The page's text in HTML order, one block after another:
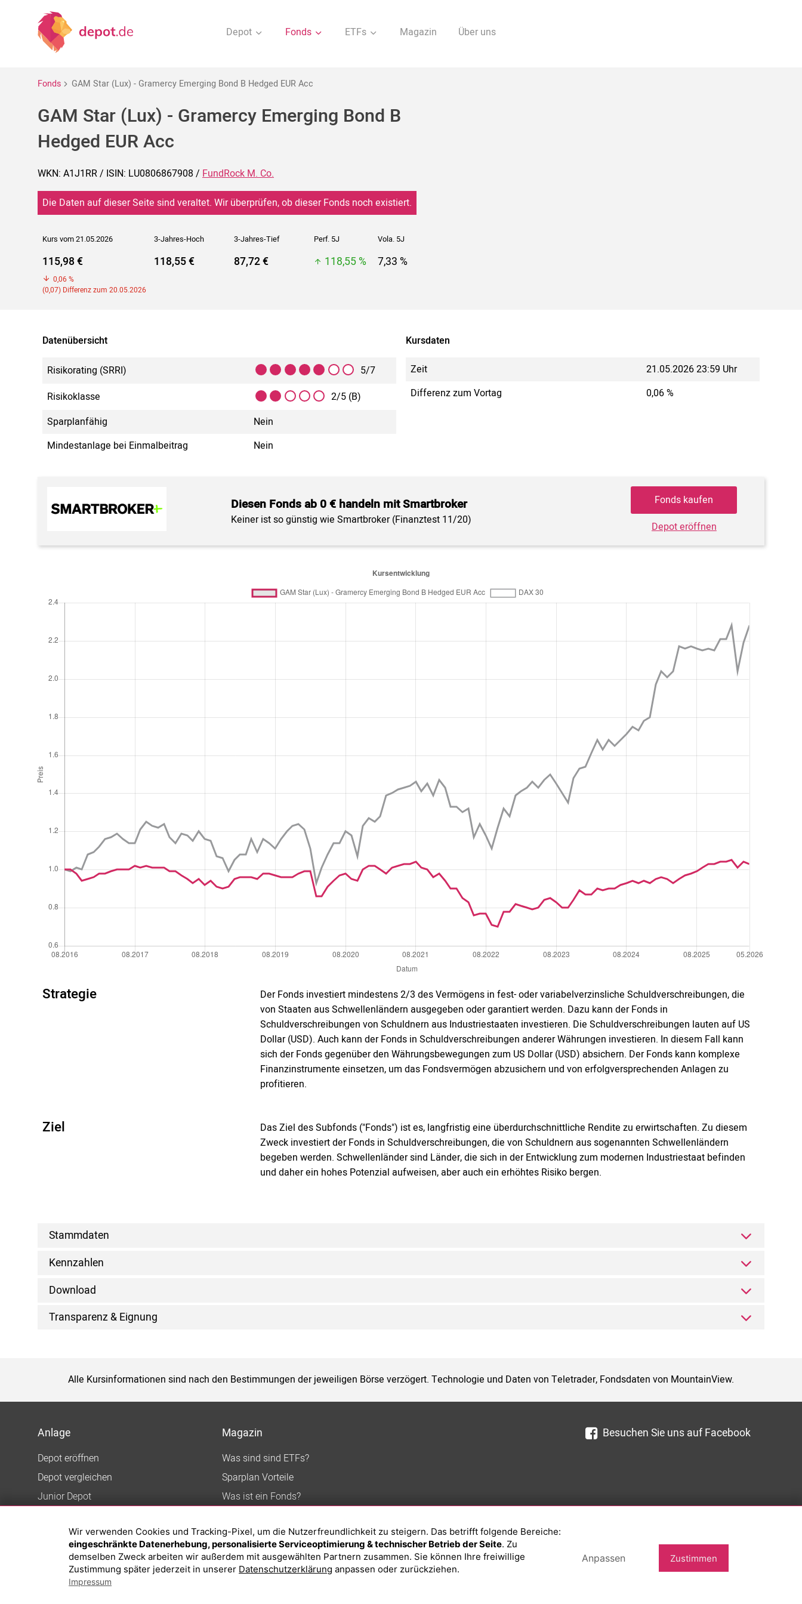
Depot Fonds ETFs Magazin Über uns
Fonds GAM Star (Lux) - Gramercy Emerging Bond B Hedged EUR Acc
GAM Star (Lux) - Gramercy Emerging Bond B
Hedged EUR Acc
WKN: A1J1RR / ISIN: LU0806867908 / FundRock M. Co.
Die Daten auf dieser Seite sind veraltet. Wir überprüfen, ob dieser Fonds noch existiert.
Kurs vom 21.05.2026 3-Jahres-Hoch 3-Jahres-Tief Perf. 5J Vola. 5J
115,98 €
0,06 %
(0,07) Differenz zum 20.05.2026
118,55 € 87,72 € 118,55 % 7,33 %
Datenübersicht
Risikorating (SRRI)
5/7
Risikoklasse
2/5 (B)
Sparplanfähig
Nein
Mindestanlage bei Einmalbeitrag
Nein
Kursdaten
Zeit
21.05.2026 23:59 Uhr
Differenz zum Vortag
0,06 %
Diesen Fonds ab 0 € handeln mit Smartbroker
Keiner ist so günstig wie Smartbroker (Finanztest 11/20)
Fonds kaufen
Depot eröffnen
Strategie
Der Fonds investiert mindestens 2/3 des Vermögens in fest- oder variabelverzinsliche Schuldverschreibungen, die
von Staaten aus Schwellenländern ausgegeben oder garantiert werden. Dazu kann der Fonds in
Schuldverschreibungen von Schuldnern aus Industriestaaten investieren. Die Schuldverschreibungen lauten auf US
Dollar (USD). Auch kann der Fonds in Schuldverschreibungen anderer Währungen investieren. In diesem Fall kann
sich der Fonds gegenüber den Währungsbewegungen zum US Dollar (USD) absichern. Der Fonds kann komplexe
Finanzinstrumente einsetzen, um das Fondsvermögen abzusichern und von erfolgversprechenden Anlagen zu
profitieren.
Ziel
Das Ziel des Subfonds ("Fonds") ist es, langfristig eine überdurchschnittliche Rendite zu erwirtschaften. Zu diesem
Zweck investiert der Fonds in Schuldverschreibungen, die von Schuldnern aus sogenannten Schwellenländern
begeben werden. Schwellenländer sind Länder, die sich in der Entwicklung zum modernen Industriestaat befinden
und daher ein hohes Potenzial aufweisen, aber auch ein erhöhtes Risiko bergen.
Stammdaten
Kennzahlen
Download
Transparenz & Eignung
Alle Kursinformationen sind nach den Bestimmungen der jeweiligen Börse verzögert. Technologie und Daten von Teletrader, Fondsdaten von MountainView.
Anlage
Depot eröffnen
Depot vergleichen
Junior Depot
Top-Fonds
Fonds-Suche
Magazin
Was sind sind ETFs?
Sparplan Vorteile
Was ist ein Fonds?
Besuchen Sie uns auf Facebook
Wir verwenden Cookies und Tracking-Pixel, um die Nutzerfreundlichkeit zu steigern. Das betrifft folgende Bereiche:
eingeschränkte Datenerhebung, personalisierte Serviceoptimierung & technischer Betrieb der Seite. Zu
demselben Zweck arbeiten wir außerdem mit ausgewählten Partnern zusammen. Sie können Ihre freiwillige
Zustimmung später jederzeit in unserer Datenschutzerklärung anpassen oder zurückziehen.
Impressum
Anpassen Zustimmen